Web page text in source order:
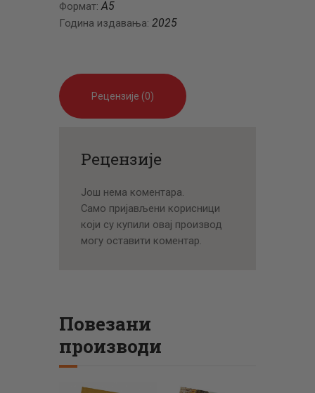
Формат:А5
Година издавања: 2025
Рецензије (0)
Рецензије
Још нема коментара.
Само пријављени корисници
који су купили овај производ
могу оставити коментар.
Повезани
производи